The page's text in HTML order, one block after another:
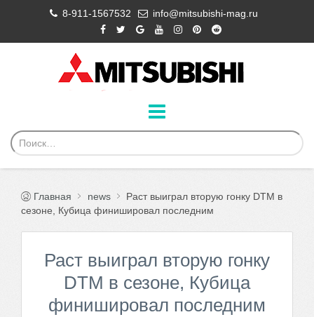
8-911-1567532 info@mitsubishi-mag.ru
Главная news
Раст выиграл вторую гонку DTM в
сезоне, Кубица финишировал последним
Раст выиграл вторую гонку
DTM в сезоне, Кубица
финишировал последним